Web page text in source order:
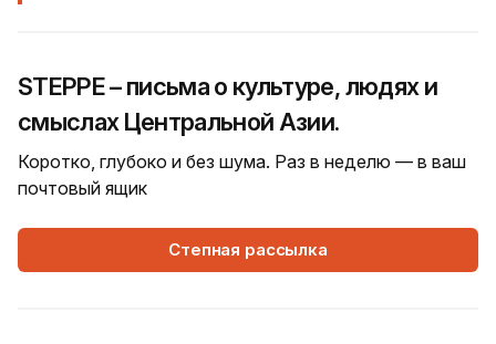
STEPPE – письма о культуре, людях и
смыслах Центральной Азии.
Коротко, глубоко и без шума. Раз в неделю — в ваш
почтовый ящик
Степная рассылка